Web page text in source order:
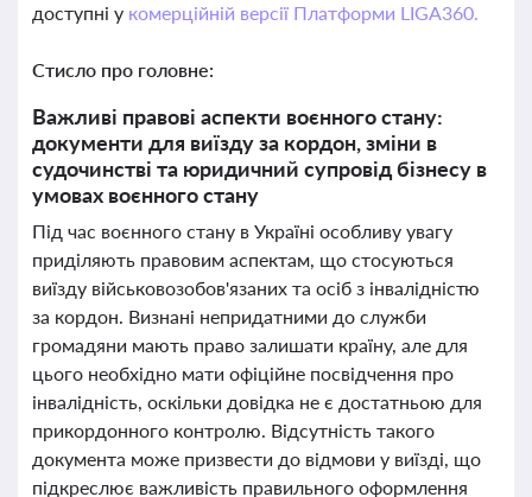
доступні у комерційній версії Платформи LIGA360.
Стисло про головне:
Важливі правові аспекти воєнного стану:
документи для виїзду за кордон, зміни в
судочинстві та юридичний супровід бізнесу в
умовах воєнного стану
Під час воєнного стану в Україні особливу увагу
приділяють правовим аспектам, що стосуються
виїзду військовозобов'язаних та осіб з інвалідністю
за кордон. Визнані непридатними до служби
громадяни мають право залишати країну, але для
цього необхідно мати офіційне посвідчення про
інвалідність, оскільки довідка не є достатньою для
прикордонного контролю. Відсутність такого
документа може призвести до відмови у виїзді, що
підкреслює важливість правильного оформлення